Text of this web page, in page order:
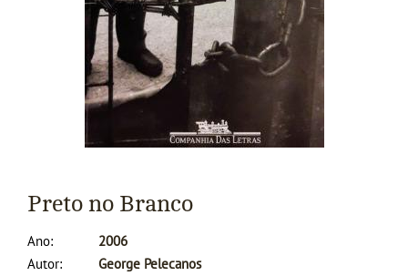
Preto no Branco
Ano
2006
Autor
George Pelecanos